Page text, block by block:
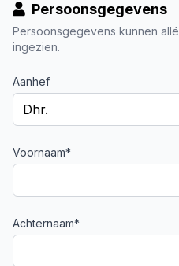
Persoonsgegevens
Persoonsgegevens kunnen
ingezien.
Aanhef
Voornaam*
Achternaam*